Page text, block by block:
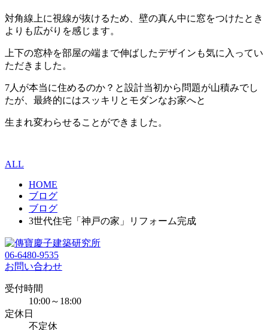
対角線上に視線が抜けるため、壁の真ん中に窓をつけたとき
よりも広がりを感じます。
上下の窓枠を部屋の端まで伸ばしたデザインも気に入ってい
ただきました。
7人が本当に住めるのか？と設計当初から問題が山積みでし
たが、最終的にはスッキリとモダンなお家へと
生まれ変わらせることができました。
ALL
HOME
ブログ
ブログ
3世代住宅「神戸の家」リフォーム完成
06-6480-9535
お問い合わせ
受付時間
10:00～18:00
定休日
不定休